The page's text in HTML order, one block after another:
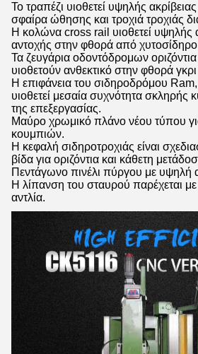
Το τραπέζι υιοθετεί υψηλής
σφαίρα ώθησης και τροχιά τροχιάς
Η κολώνα cross rail υιοθετεί υψηλής
αντοχής στην φθορά από χυτοσίδηρο
Τα ζευγάρια οδοντόδρομων
υιοθετούν ανθεκτικό στην φθορά
Η επιφάνεια του σιδηροδρόμου
υιοθετεί μεσαία συχνότητα σκληρής
της επεξεργασίας.
Μαύρο χρωμικό πλάνο νέου τύπου
κουμπιών.
Η κεφαλή σιδηροτροχιάς είναι
βίδα για οριζόντια και κάθετη
Πεντάγωνο πινέλι πύργου με υψηλή
Η λίπανση του σταυρού παρέχεται
αντλία.